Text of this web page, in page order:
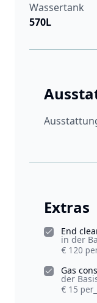
Wassertank
570L
Extras
End
in der
€ 120
Gas
der
€ 15